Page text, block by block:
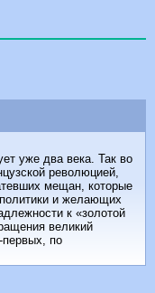
уже два века. Так во
революцией,
мещан, которые
и желающих
к «золотой
великий
первых, по